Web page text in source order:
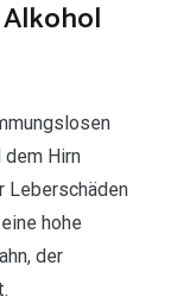
dem Hirn
Leberschäden
hohe
der